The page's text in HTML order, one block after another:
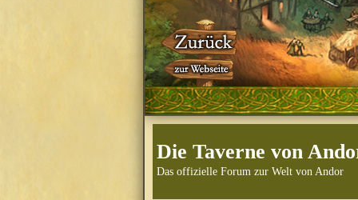
Die Taverne von
Das offizielle Forum zur Welt von Andor